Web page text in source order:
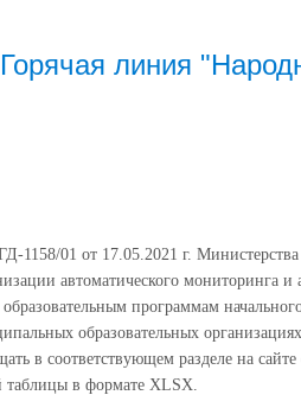
Горячая линия
1158/01 от 17.05.2021 г.
автоматического мониторинга и
программам
образовательных
в соответствующем разделе на
таблицы в формате XLSX.